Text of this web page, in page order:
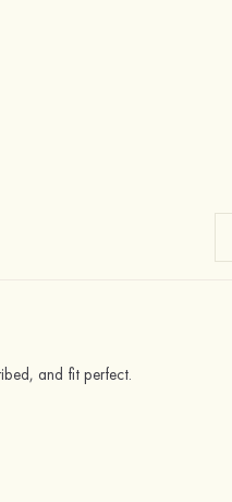
and fit perfect.